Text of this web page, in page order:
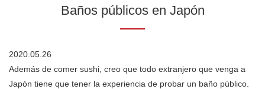
Baños públicos en Japón
2020.05.26
Además de comer sushi, creo que todo extranjero que venga a
Japón tiene que tener la experiencia de probar un baño público.